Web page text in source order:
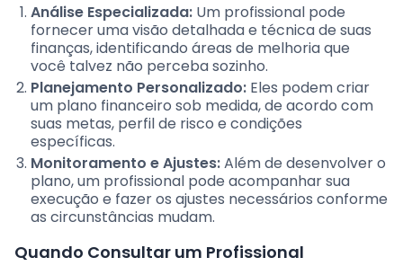
Análise Especializada: Um profissional pode
fornecer uma visão detalhada e técnica de suas
finanças, identificando áreas de melhoria que
você talvez não perceba sozinho.
Planejamento Personalizado: Eles podem criar
um plano financeiro sob medida, de acordo com
suas metas, perfil de risco e condições
específicas.
Monitoramento e Ajustes:Além de desenvolver o
plano, um profissional pode acompanhar sua
execução e fazer os ajustes necessários conforme
as circunstâncias mudam.
Quando Consultar um Profissional